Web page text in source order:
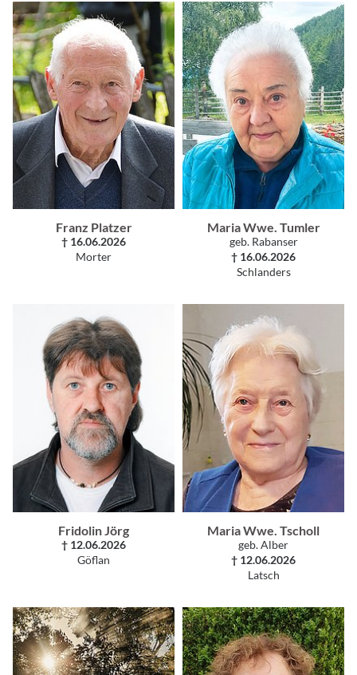
Franz Platzer
† 16.06.2026
Morter
Maria Wwe. Tumler
geb. Rabanser
† 16.06.2026
Schlanders
Fridolin Jörg
† 12.06.2026
Göflan
Maria Wwe. Tscholl
geb. Alber
† 12.06.2026
Latsch